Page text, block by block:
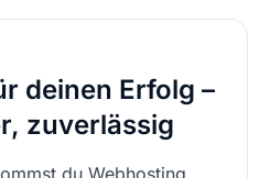
deinen Erfolg –
zuverlässig
du Webhosting,